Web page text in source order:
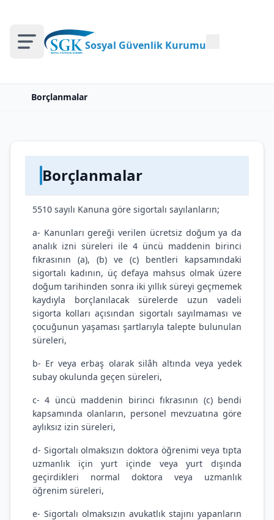
Sosyal Güvenlik Kurumu
Borçlanmalar
Borçlanmalar
5510 sayılı Kanuna göre sigortalı sayılanların;
a- Kanunları gereği verilen ücretsiz doğum ya da
analık izni süreleri ile 4 üncü maddenin birinci
fıkrasının (a), (b) ve (c) bentleri kapsamındaki
sigortalı kadının, üç defaya mahsus olmak üzere
doğum tarihinden sonra iki yıllık süreyi geçmemek
kaydıyla borçlanılacak sürelerde uzun vadeli
sigorta kolları açısından sigortalı sayılmaması ve
çocuğunun yaşaması şartlarıyla talepte bulunulan
süreleri,
b- Er veya erbaş olarak silâh altında veya yedek
subay okulunda geçen süreleri,
c- 4 üncü maddenin birinci fıkrasının (c) bendi
kapsamında olanların, personel mevzuatına göre
aylıksız izin süreleri,
d- Sigortalı olmaksızın doktora öğrenimi veya tıpta
uzmanlık için yurt içinde veya yurt dışında
geçirdikleri normal doktora veya uzmanlık
öğrenim süreleri,
e- Sigortalı olmaksızın avukatlık stajını yapanların